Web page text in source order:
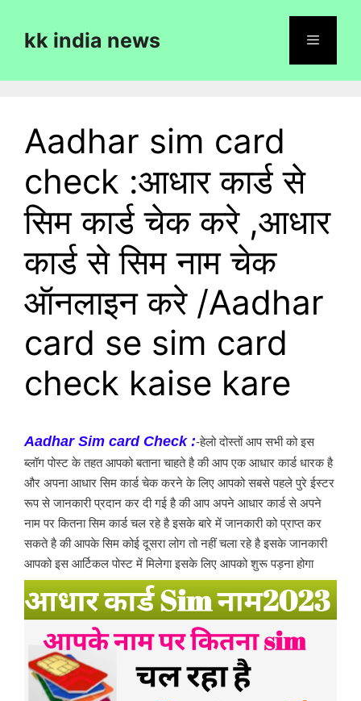
contentkk india news
Aadhar sim card
check :आधार कार्ड से
सिम कार्ड चेक करे ,आधार
कार्ड से सिम नाम चेक
ऑनलाइन करे /Aadhar
card se sim card
check kaise kare
Aadhar Sim card Check :-हेलो दोस्तों आप सभी को इस
ब्लॉग पोस्ट के तहत आपको बताना चाहते है की आप एक आधार कार्ड धारक है
और अपना आधार सिम कार्ड चेक करने के लिए आपको सबसे पहले पुरे ईस्टर
रूप से जानकारी प्रदान कर दी गई है की आप अपने आधार कार्ड से अपने
नाम पर कितना सिम कार्ड चल रहे है इसके बारे में जानकारी को प्राप्त कर
सकते है की आपके सिम कोई दूसरा लोग तो नहीं चला रहे है इसके जानकारी
आपको इस आर्टिकल पोस्ट में मिलेगा इसके लिए आपको शुरू पड़ना होगा